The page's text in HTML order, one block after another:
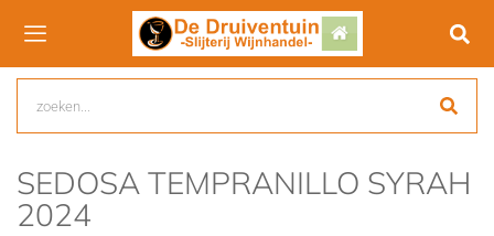
SEDOSA TEMPRANILLO SYRAH
2024